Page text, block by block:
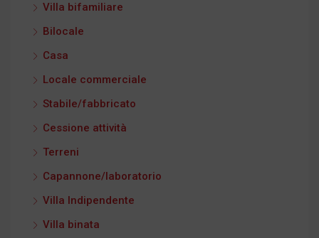
Villa bifamiliare
Bilocale
Casa
Locale commerciale
Stabile/fabbricato
Cessione attività
Terreni
Capannone/laboratorio
Villa Indipendente
Villa binata